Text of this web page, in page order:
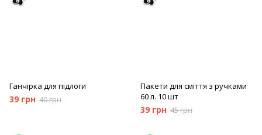
Ганчірка для підлоги
39 грн 40 грн
Пакети для сміття з ручками
60 л. 10 шт
39 грн 45 грн